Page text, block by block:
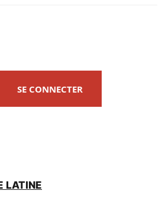
SE CONNECTER
LATINE